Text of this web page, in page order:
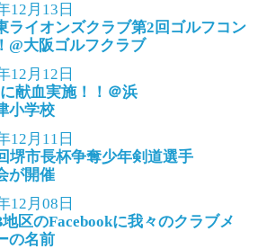
12月13日
ライオンズクラブ第2回ゴルフコン
@大阪ゴルフクラブ
12月12日
献血実施！！＠浜
小学校
12月11日
堺市長杯争奪少年剣道選手
が開催
12月08日
区のFacebookに我々のクラブメ
の名前